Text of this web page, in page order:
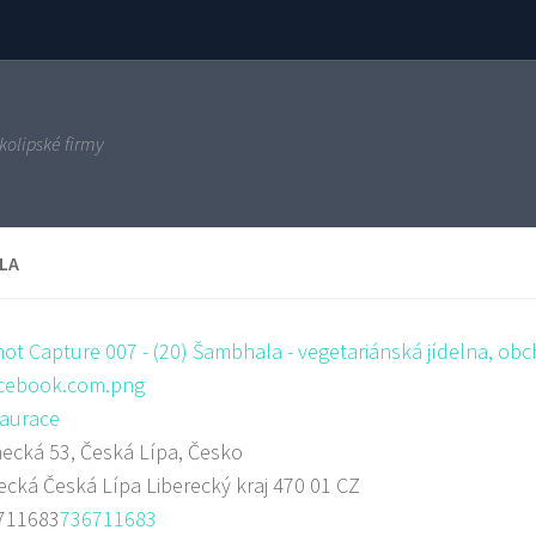
firmy
53, Česká Lípa, Česko
Česká Lípa Liberecký kraj 470 01 CZ
736711683